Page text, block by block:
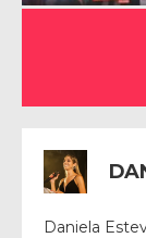
Daniela